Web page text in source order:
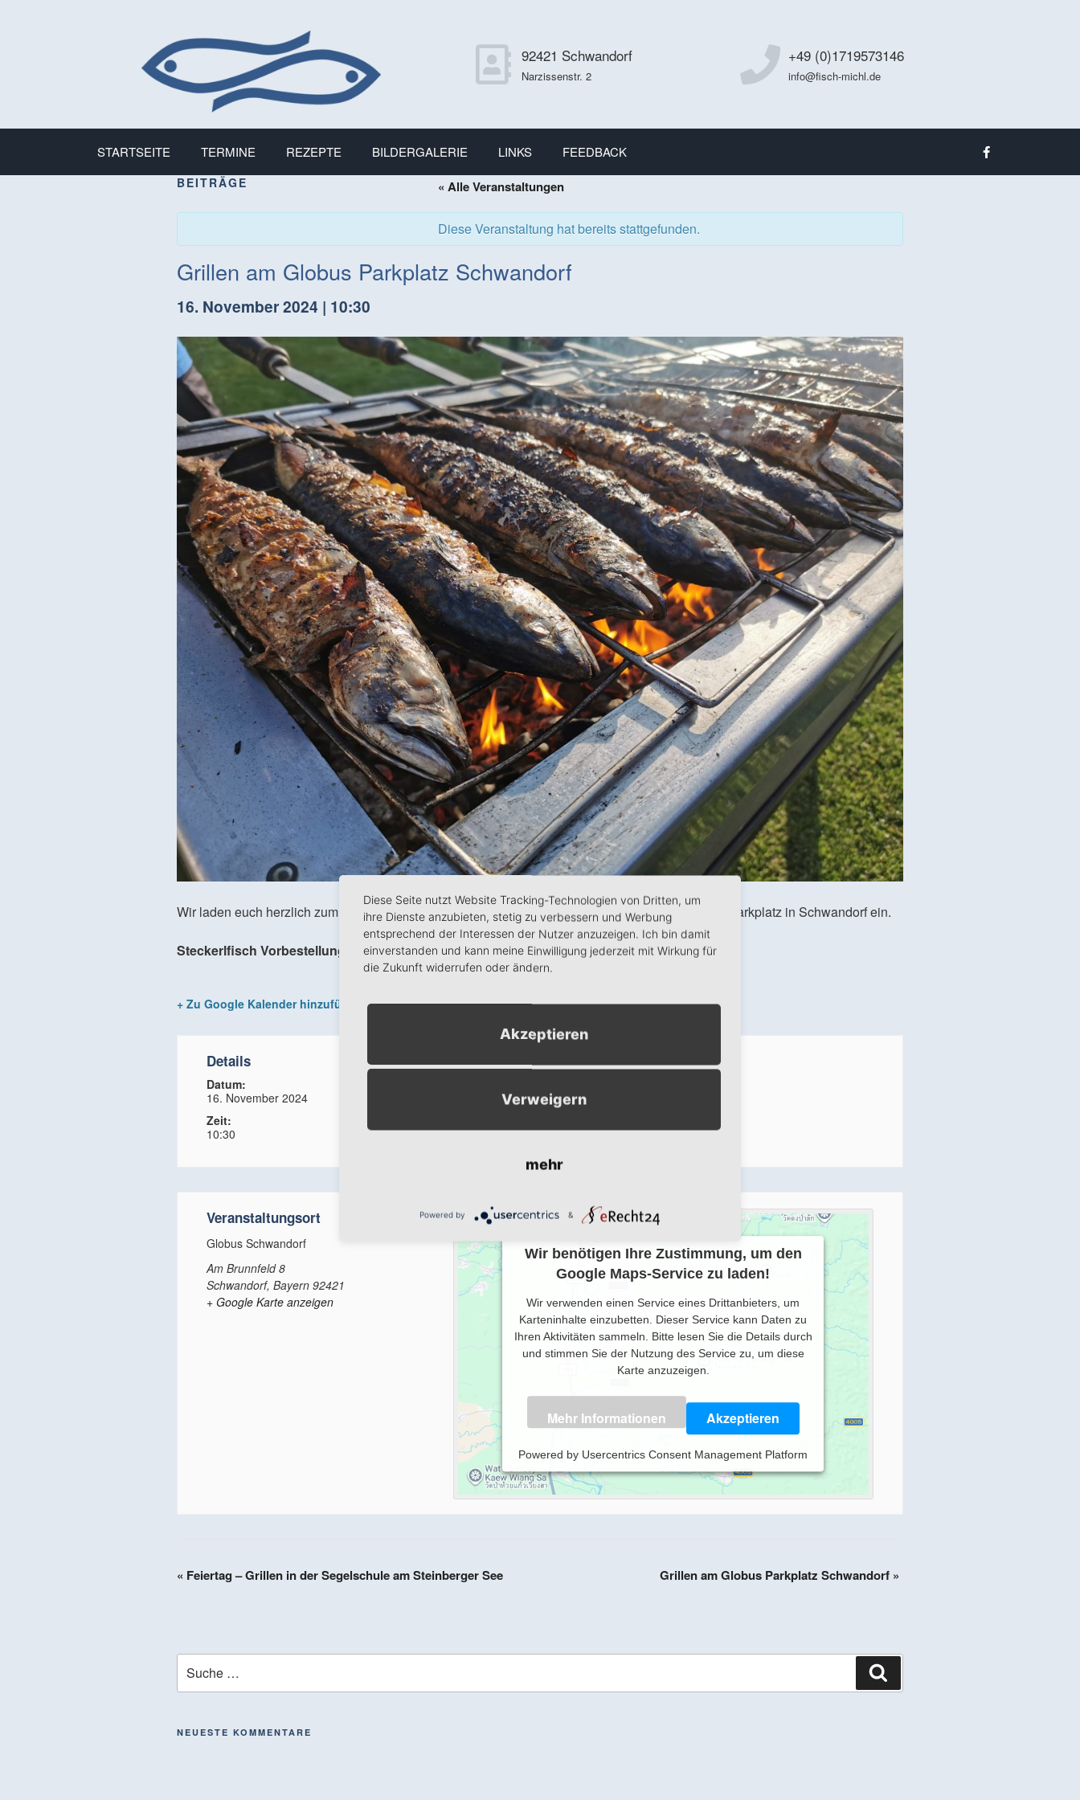
92421 Schwandorf
Narzissenstr. 2
+49 (0)1719573146
info@fisch-michl.de
STARTSEITE TERMINE REZEPTE BILDERGALERIE LINKS FEEDBACK
BEITRÄGE « Alle Veranstaltungen
Diese Veranstaltung hat bereits stattgefunden.
Grillen am Globus Parkplatz Schwandorf
16. November 2024 | 10:30
Wir laden euch herzlich zum Schlemmen unserer Steckerlfische vom Holzkohlegrill beim Globus Parkplatz in Schwandorf ein.
Steckerlfisch Vorbestellung unter 0171 9573146
+ Zu Google Kalender hinzufügen + Exportiere iCal
Details
Datum:
16. November 2024
Zeit:
10:30
Veranstalter
Veranstaltungsort
Globus Schwandorf
Am Brunnfeld 8
Schwandorf, Bayern 92421
+ Google Karte anzeigen
Wir benötigen Ihre Zustimmung, um den
Google Maps-Service zu laden!
Wir verwenden einen Service eines Drittanbieters, um
Karteninhalte einzubetten. Dieser Service kann Daten zu
Ihren Aktivitäten sammeln. Bitte lesen Sie die Details durch
und stimmen Sie der Nutzung des Service zu, um diese
Karte anzuzeigen.
Mehr Informationen Akzeptieren
Powered by Usercentrics Consent Management Platform
« Feiertag – Grillen in der Segelschule am Steinberger See Grillen am Globus Parkplatz Schwandorf »
NEUESTE KOMMENTARE
Diese Seite nutzt Website Tracking-Technologien von Dritten, um
ihre Dienste anzubieten, stetig zu verbessern und Werbung
entsprechend der Interessen der Nutzer anzuzeigen. Ich bin damit
einverstanden und kann meine Einwilligung jederzeit mit Wirkung für
die Zukunft widerrufen oder ändern.
Akzeptieren
Verweigern
mehr
Powered by &